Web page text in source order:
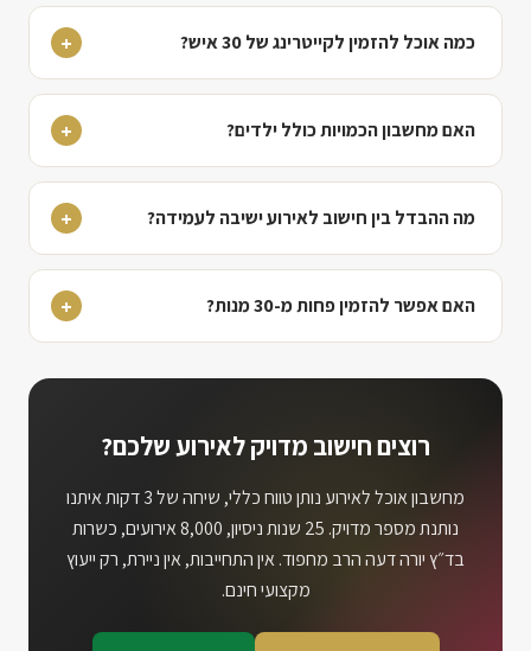
כמה אוכל להזמין לקייטרינג של 30 איש?
האם מחשבון הכמויות כולל ילדים?
מה ההבדל בין חישוב לאירוע ישיבה לעמידה?
האם אפשר להזמין פחות מ-30 מנות?
רוצים חישוב מדויק לאירוע שלכם?
מחשבון אוכל לאירוע נותן טווח כללי, שיחה של 3 דקות איתנו
נותנת מספר מדויק. 25 שנות ניסיון, 8,000 אירועים, כשרות
בד״ץ יורה דעה הרב מחפוד. אין התחייבות, אין ניירת, רק ייעוץ
מקצועי חינם.